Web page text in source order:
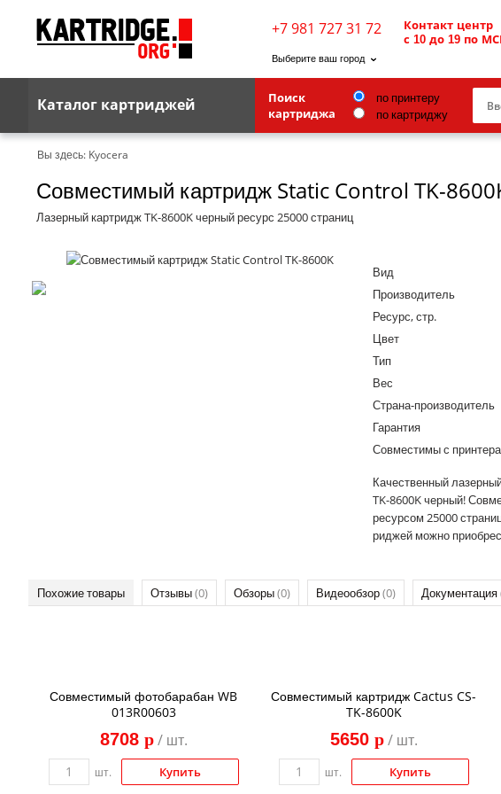
+7 981 727 31 72
Контакт центр
с 10 до 19 по
Выберите ваш город
Каталог картриджей
Brother
G&G
HP
Kodak
Lexmark
Xerox
Поиск
картриджа
по принтеру
по картриджу
Вы здесь: Kyocera
Совместимый картридж Static Control TK-
Лазерный картридж TK-8600K черный ресурс 25000 страниц
Вид
Производитель
Ресурс, стр.
Цвет
Тип
Вес
Страна-производитель
Гарантия
Совместимы с
Качественный
TK-8600K черный!
ресурсом 25000
риджей можно
Похожие товары Отзывы(0) Обзоры(0) Видеообзор(0) Документация
Совместимый фотобарабан WB
013R00603
8708 p/ шт.
шт. Купить
Совместимый картридж Cactus CS-
TK-8600K
5650 p/ шт.
шт. Купить